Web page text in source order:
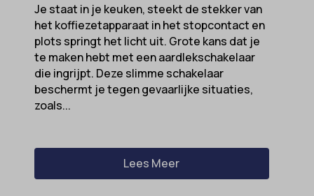
Je staat in je keuken, steekt de stekker van
het koffiezetapparaat in het stopcontact en
plots springt het licht uit. Grote kans dat je
te maken hebt met een aardlekschakelaar
die ingrijpt. Deze slimme schakelaar
beschermt je tegen gevaarlijke situaties,
zoals...
Lees Meer